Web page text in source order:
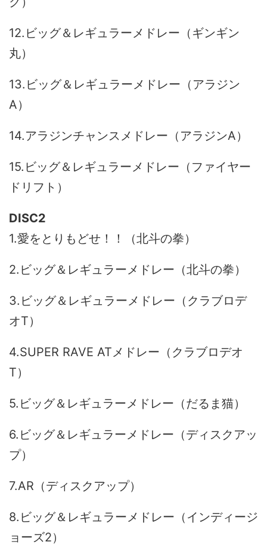
12.ビッグ＆レギュラーメドレー（ギンギン
丸）
13.ビッグ＆レギュラーメドレー（アラジン
A）
14.アラジンチャンスメドレー（アラジンA）
15.ビッグ＆レギュラーメドレー（ファイヤー
ドリフト）
DISC2
1.愛をとりもどせ！！（北斗の拳）
2.ビッグ＆レギュラーメドレー（北斗の拳）
3.ビッグ＆レギュラーメドレー（クラブロデ
オT）
4.SUPER RAVE ATメドレー（クラブロデオ
T）
5.ビッグ＆レギュラーメドレー（だるま猫）
6.ビッグ＆レギュラーメドレー（ディスクアッ
プ）
7.AR（ディスクアップ）
8.ビッグ＆レギュラーメドレー（インディージ
ョーズ2）